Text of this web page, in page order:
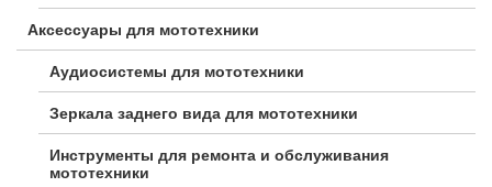
Аксессуары для мототехники
Аудиосистемы для мототехники
Зеркала заднего вида для мототехники
Инструменты для ремонта и обслуживания
мототехники